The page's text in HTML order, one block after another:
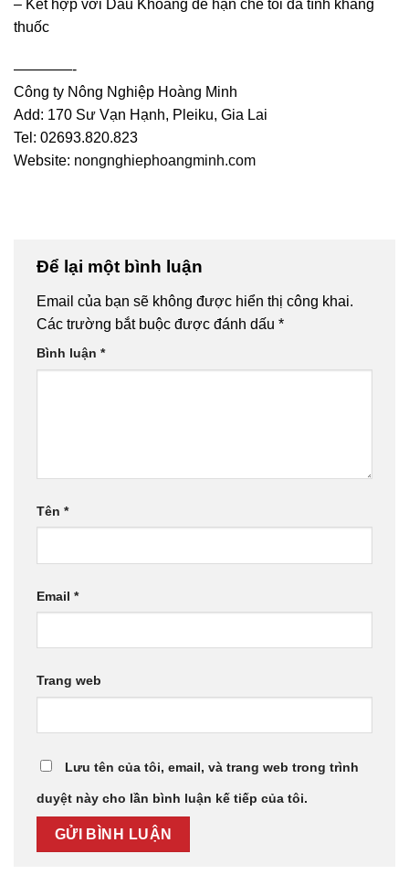
– Kết hợp với Dầu Khoáng để hạn chế tối đa tính kháng
thuốc
————-
Công ty Nông Nghiệp Hoàng Minh
Add: 170 Sư Vạn Hạnh, Pleiku, Gia Lai
Tel: 02693.820.823
Website: nongnghiephoangminh.com
Để lại một bình luận
Email của bạn sẽ không được hiển thị công khai.
Các trường bắt buộc được đánh dấu *
Bình luận *
Tên *
Email *
Trang web
Lưu tên của tôi, email, và trang web trong trình
duyệt này cho lần bình luận kế tiếp của tôi.